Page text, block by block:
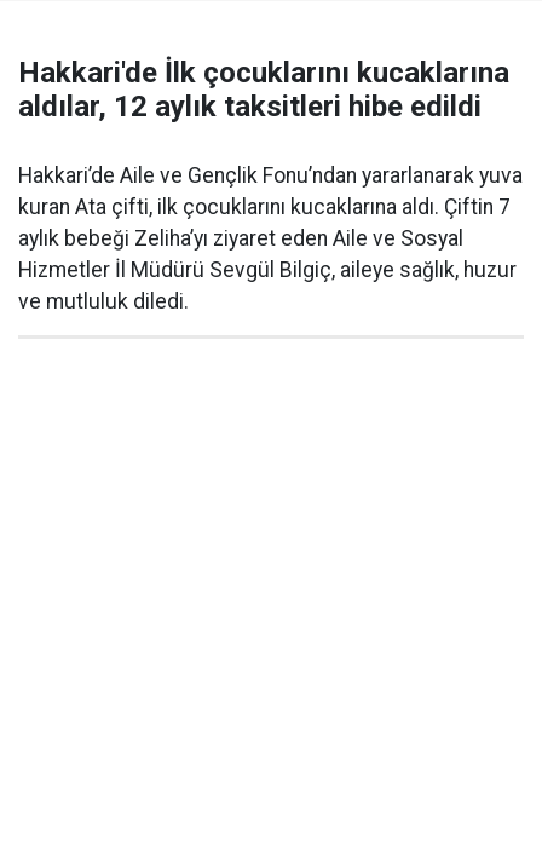
Hakkari'de İlk çocuklarını kucaklarına
aldılar, 12 aylık taksitleri hibe edildi
Hakkari’de Aile ve Gençlik Fonu’ndan yararlanarak yuva
kuran Ata çifti, ilk çocuklarını kucaklarına aldı. Çiftin 7
aylık bebeği Zeliha’yı ziyaret eden Aile ve Sosyal
Hizmetler İl Müdürü Sevgül Bilgiç, aileye sağlık, huzur
ve mutluluk diledi.